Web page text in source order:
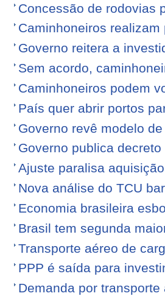
Concessão de rodovias
Caminhoneiros
Governo reitera a
Sem acordo,
Caminhoneiros podem
País quer abrir portos
Governo revê modelo
Governo publica
Ajuste paralisa
Nova análise do TCU
Economia brasileira
Brasil tem segunda
Transporte aéreo de
PPP é saída para
Demanda por